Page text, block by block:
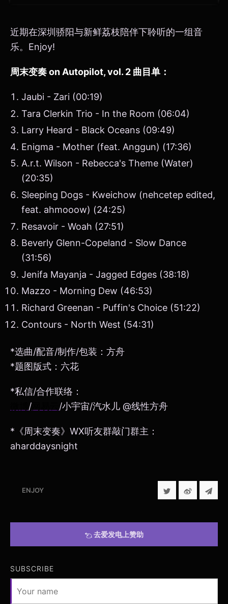
近期在深圳骄阳与新鲜荔枝陪伴下聆听的一组音
乐。Enjoy!
周末变奏 on Autopilot, vol. 2 曲目单：
Jaubi - Zari (00:19)
Tara Clerkin Trio - In the Room (06:04)
Larry Heard - Black Oceans (09:49)
Enigma - Mother (feat. Anggun) (17:36)
A.r.t. Wilson - Rebecca's Theme (Water)
(20:35)
Sleeping Dogs - Kweichow (nehcetep edited,
feat. ahmooow) (24:25)
Resavoir - Woah (27:51)
Beverly Glenn-Copeland - Slow Dance
(31:56)
Jenifa Mayanja - Jagged Edges (38:18)
Mazzo - Morning Dew (46:53)
Richard Greenan - Puffin's Choice (51:22)
Contours - North West (54:31)
*选曲/配音/制作/包装：方舟
*题图版式：六花
*私信/合作联络：
/ /小宇宙/汽水儿 @线性方舟
*《周末变奏》WX听友群敲门群主：
aharddaysnight
ENJOY
去爱发电上赞助
SUBSCRIBE